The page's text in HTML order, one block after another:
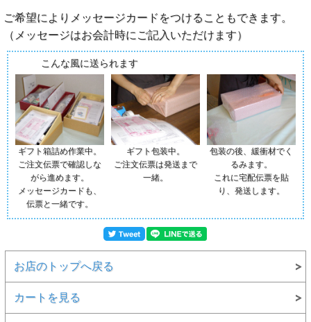
ご希望によりメッセージカードをつけることもできます。
（メッセージはお会計時にご記入いただけます）
こんな風に送られます
ギフト箱詰め作業中。
ご注文伝票で確認しな
がら進めます。
メッセージカードも、
伝票と一緒です。
ギフト包装中。
ご注文伝票は発送まで
一緒。
包装の後、緩衝材でく
るみます。
これに宅配伝票を貼
り、発送します。
お店のトップへ戻る
カートを見る